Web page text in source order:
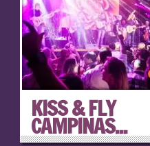
KISS & FLY
CAMPINAS...